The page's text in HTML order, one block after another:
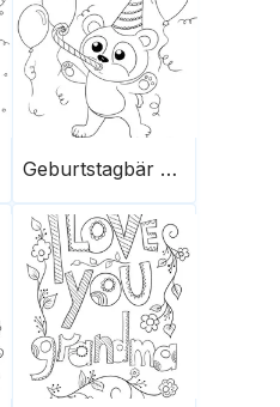
Geburtstagbär pfeift